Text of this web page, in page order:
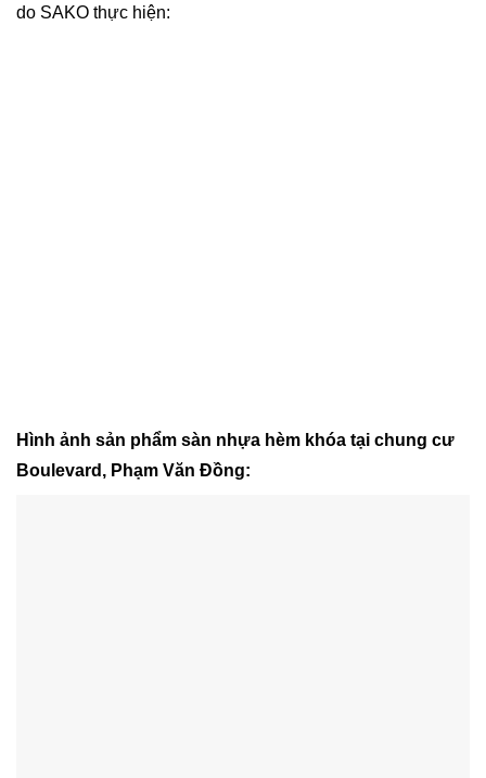
do SAKO thực hiện:
Hình ảnh sản phẩm sàn nhựa hèm khóa tại chung cư
Boulevard, Phạm Văn Đồng: